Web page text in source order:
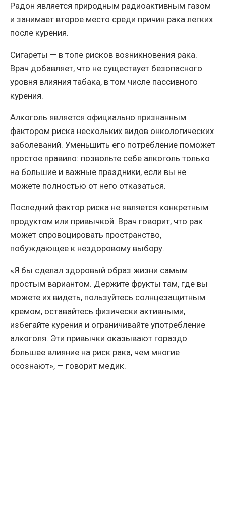
Радон является природным радиоактивным газом
и занимает второе место среди причин рака легких
после курения.
Сигареты — в топе рисков возникновения рака.
Врач добавляет, что не существует безопасного
уровня влияния табака, в том числе пассивного
курения.
Алкоголь является официально признанным
фактором риска нескольких видов онкологических
заболеваний. Уменьшить его потребление поможет
простое правило: позвольте себе алкоголь только
на большие и важные праздники, если вы не
можете полностью от него отказаться.
Последний фактор риска не является конкретным
продуктом или привычкой. Врач говорит, что рак
может спровоцировать пространство,
побуждающее к нездоровому выбору.
«Я бы сделал здоровый образ жизни самым
простым вариантом. Держите фрукты там, где вы
можете их видеть, пользуйтесь солнцезащитным
кремом, оставайтесь физически активными,
избегайте курения и ограничивайте употребление
алкоголя. Эти привычки оказывают гораздо
большее влияние на риск рака, чем многие
осознают», — говорит медик.